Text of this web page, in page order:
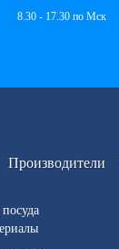
8.30 - 17.30 по Мск
Производители